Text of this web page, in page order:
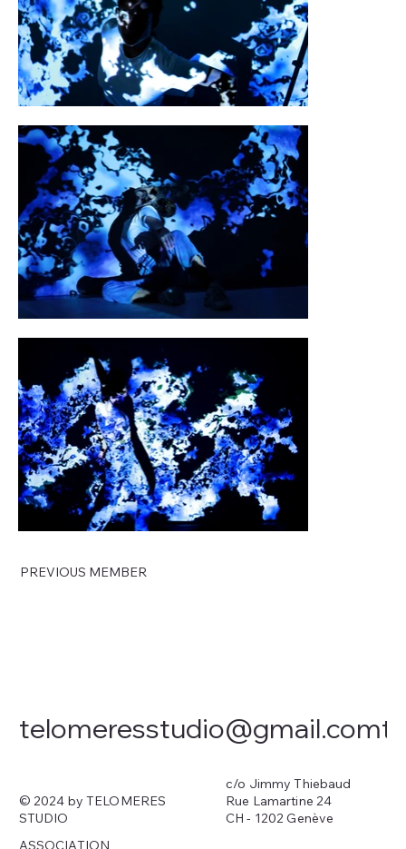
PREVIOUS MEMBER
© 2024 by TELOMERES
STUDIO
c/o Jimmy Thiebaud
Rue Lamartine 24
CH - 1202 Genève
telomeresstudio@gmail.com
ASSOCIATION